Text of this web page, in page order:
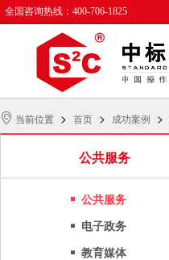
全国咨询热线：400-706-1825
当前位置 > 首页 > 成功案例 >
公共服务
公共服务
电子政务
教育媒体